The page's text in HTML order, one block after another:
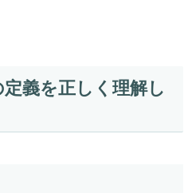
義を正しく理解し